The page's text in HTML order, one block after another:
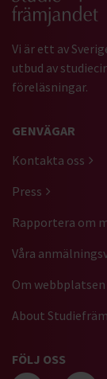
Vi är ett av
utbud av
föreläsningar.
GENVÄGAR
Kontakta oss
Press
Rapportera om
Våra
Om webbplatsen
About
FÖLJ OSS